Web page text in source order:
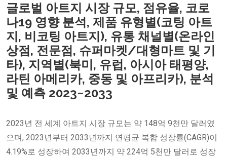
글로벌 아트지 시장 규모, 점유율, 코로
나19 영향 분석, 제품 유형별(코팅 아트
지, 비코팅 아트지), 유통 채널별(온라인
상점, 전문점, 슈퍼마켓/대형마트 및 기
타), 지역별(북미, 유럽, 아시아 태평양,
라틴 아메리카, 중동 및 아프리카), 분석
및 예측 2023~2033
2023년 전 세계 아트지 시장 규모는 약 148억 9천만 달러였
으며, 2023년부터 2033년까지 연평균 복합 성장률(CAGR)이
4.19%로 성장하여 2033년까지 약 224억 5천만 달러로 성장